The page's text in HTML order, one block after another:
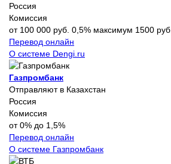
Россия
Комиссия
от 100 000 руб. 0,5% максимум 1500 руб.
Перевод онлайн
О системе Dengi.ru
Газпромбанк
Отправляют в Казахстан
Россия
Комиссия
от 0% до 1,5%
Перевод онлайн
О системе Газпромбанк